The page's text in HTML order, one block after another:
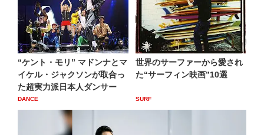
“ケント・モリ” マドンナとマ
イケル・ジャクソンが取合っ
た超実力派日本人ダンサー
DANCE
世界のサーファーから愛され
た“サーフィン映画”10選
SURF